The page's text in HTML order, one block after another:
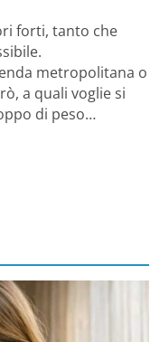
forti, tanto che
metropolitana o
a quali voglie si
di peso…